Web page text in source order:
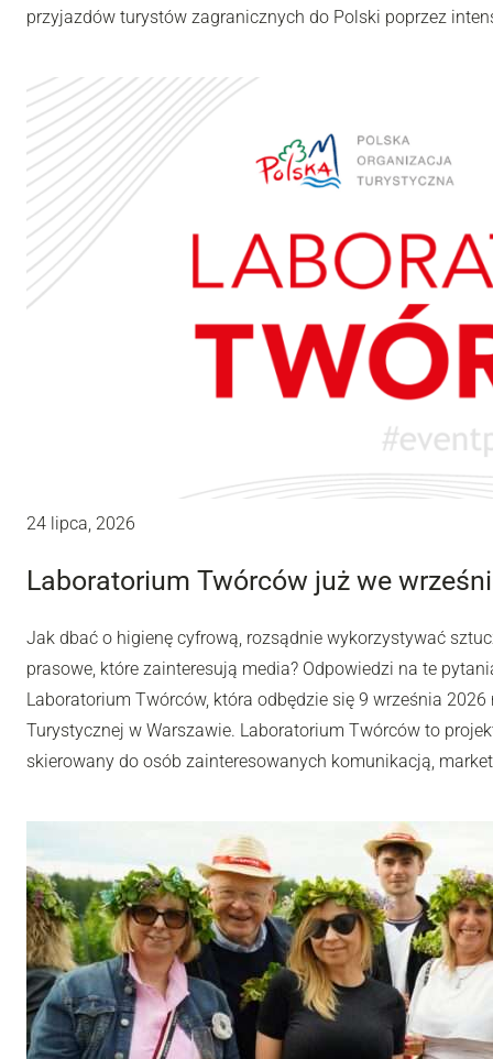
przyjazdów turystów zagranicznych do Polski poprzez
24 lipca, 2026
Laboratorium Twórców już we
Jak dbać o higienę cyfrową, rozsądnie wykorzystywać
prasowe, które zainteresują media? Odpowiedzi na te
Laboratorium Twórców, która odbędzie się 9 września
Turystycznej w Warszawie. Laboratorium Twórców to
skierowany do osób zainteresowanych komunikacją,